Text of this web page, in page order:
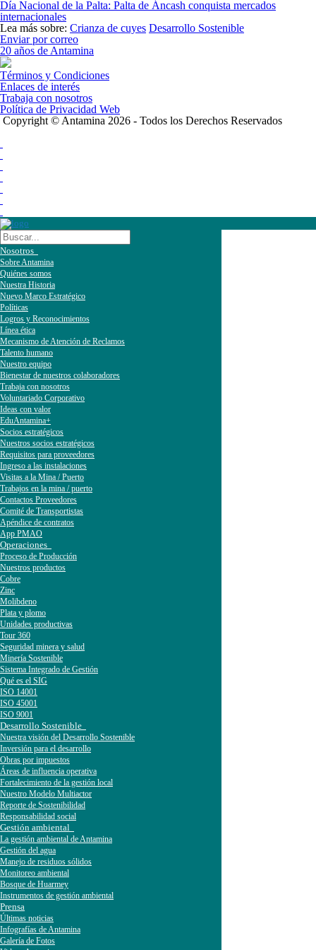
Día Nacional de la Palta: Palta de Áncash conquista mercados
internacionales
Lea más sobre: Crianza de cuyes Desarrollo Sostenible
Enviar por correo
20 años de Antamina
Términos y Condiciones
Enlaces de interés
Trabaja con nosotros
Política de Privacidad Web
Copyright © Antamina 2026 - Todos los Derechos Reservados
Nosotros
Sobre Antamina
Quiénes somos
Nuestra Historia
Nuevo Marco Estratégico
Políticas
Logros y Reconocimientos
Línea ética
Mecanismo de Atención de Reclamos
Talento humano
Nuestro equipo
Bienestar de nuestros colaboradores
Trabaja con nosotros
Voluntariado Corporativo
Ideas con valor
EduAntamina+
Socios estratégicos
Nuestros socios estratégicos
Requisitos para proveedores
Ingreso a las instalaciones
Visitas a la Mina / Puerto
Trabajos en la mina / puerto
Contactos Proveedores
Comité de Transportistas
Apéndice de contratos
App PMAO
Operaciones
Proceso de Producción
Nuestros productos
Cobre
Zinc
Molibdeno
Plata y plomo
Unidades productivas
Tour 360
Seguridad minera y salud
Minería Sostenible
Sistema Integrado de Gestión
Qué es el SIG
ISO 14001
ISO 45001
ISO 9001
Desarrollo Sostenible
Nuestra visión del Desarrollo Sostenible
Inversión para el desarrollo
Obras por impuestos
Áreas de influencia operativa
Fortalecimiento de la gestión local
Nuestro Modelo Multiactor
Reporte de Sostenibilidad
Responsabilidad social
Gestión ambiental
La gestión ambiental de Antamina
Gestión del agua
Manejo de residuos sólidos
Monitoreo ambiental
Bosque de Huarmey
Instrumentos de gestión ambiental
Prensa
Últimas noticias
Infografías de Antamina
Galería de Fotos